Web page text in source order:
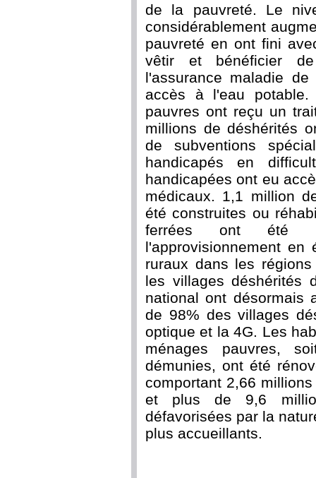
de la pauvreté. Le
considérablement
pauvreté en ont fini
vêtir et bénéficier de
l'assurance maladie
accès à l'eau
pauvres ont reçu un
millions de déshérités
de subventions
handicapés en
handicapées ont eu
médicaux. 1,1 million
été construites ou
ferrées ont été
l'approvisionnement en
ruraux dans les
les villages déshérités
national ont désormais
de 98% des villages
optique et la4G. Les
ménages pauvres,
démunies, ont été
comportant 2,66
et plus de 9,6
défavorisées par la
plus accueillants.